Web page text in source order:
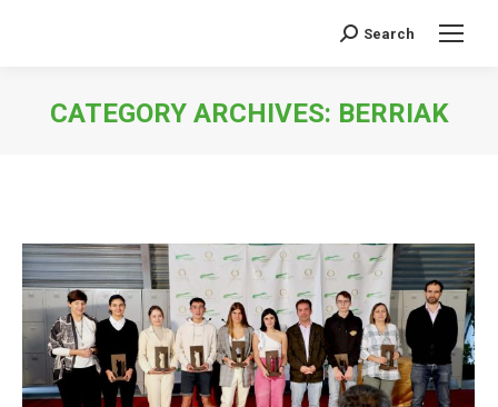
Search:
Search
CATEGORY ARCHIVES: BERRIAK